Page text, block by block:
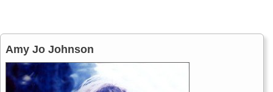
Amy Jo Johnson